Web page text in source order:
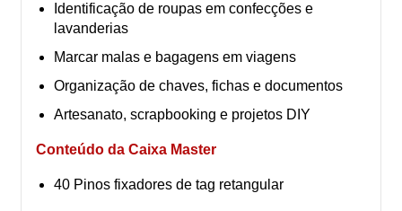
Identificação de roupas em confecções e
lavanderias
Marcar malas e bagagens em viagens
Organização de chaves, fichas e documentos
Artesanato, scrapbooking e projetos DIY
Conteúdo da Caixa Master
40 Pinos fixadores de tag retangular